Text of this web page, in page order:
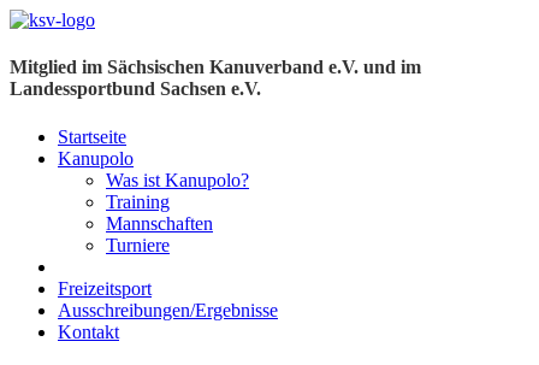
Mitglied im Sächsischen Kanuverband e.V. und im
Landessportbund Sachsen e.V.
Startseite
Kanupolo
Was ist Kanupolo?
Training
Mannschaften
Turniere
Freizeitsport
Ausschreibungen/Ergebnisse
Kontakt